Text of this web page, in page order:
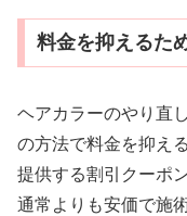
料金を抑えるた
ヘアカラーのやり直
の方法で料金を抑え
提供する割引クーポ
通常よりも安価で施